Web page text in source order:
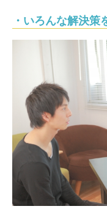
・いろんな解決策